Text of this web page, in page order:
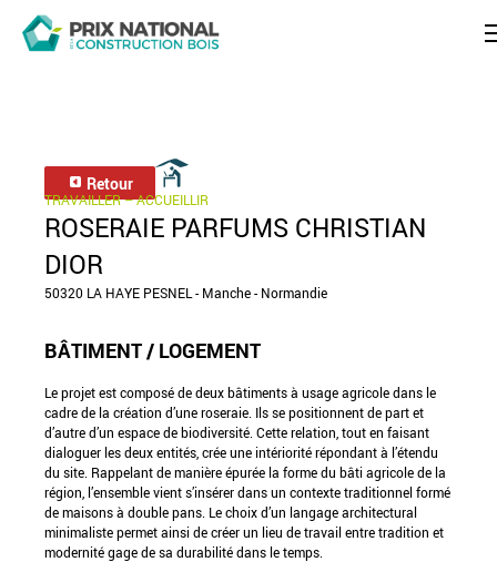
Retour
TRAVAILLER – ACCUEILLIR
ROSERAIE PARFUMS CHRISTIAN
DIOR
50320 LA HAYE PESNEL - Manche - Normandie
BÂTIMENT / LOGEMENT
Le projet est composé de deux bâtiments à usage agricole dans le
cadre de la création d’une roseraie. Ils se positionnent de part et
d’autre d’un espace de biodiversité. Cette relation, tout en faisant
dialoguer les deux entités, crée une intériorité répondant à l’étendu
du site. Rappelant de manière épurée la forme du bâti agricole de la
région, l’ensemble vient s’insérer dans un contexte traditionnel formé
de maisons à double pans. Le choix d’un langage architectural
minimaliste permet ainsi de créer un lieu de travail entre tradition et
modernité gage de sa durabilité dans le temps.